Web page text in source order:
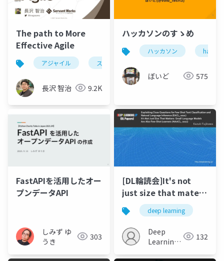
The path to More
Effective Agile
アジャイル スクラム
長沢 智治 9.2K
ハッカソンのすゝめ
ハッカソン
ぼいど 575
FastAPIを活用したオー
プンデータAPI
しみず ゆ
うき
303
[DL輪読会]It's not
just size that maters
small language
models are also few
shot learners
deep learning
Deep
Learning
132